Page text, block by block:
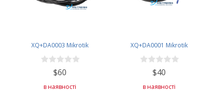
XQ+DA0003 Mikrotik
$60
в наявності
XQ+DA0001 Mikrotik
$40
в наявності